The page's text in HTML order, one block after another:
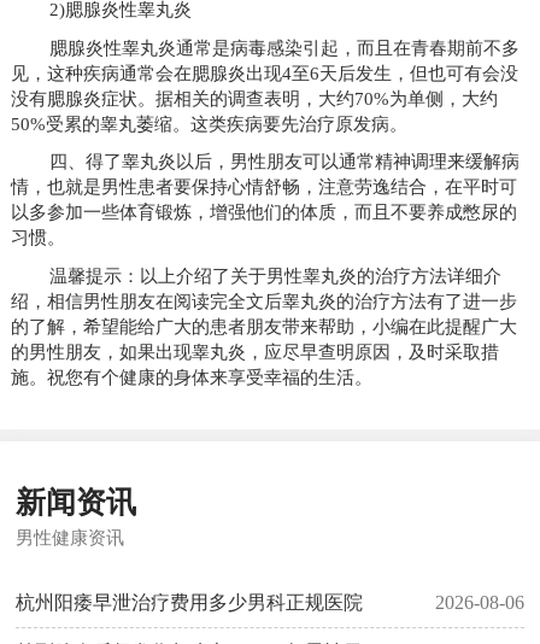
2)腮腺炎性睾丸炎
腮腺炎性睾丸炎通常是病毒感染引起，而且在青春期前不多
见，这种疾病通常会在腮腺炎出现4至6天后发生，但也可有会没
没有腮腺炎症状。据相关的调查表明，大约70%为单侧，大约
50%受累的睾丸萎缩。这类疾病要先治疗原发病。
四、得了睾丸炎以后，男性朋友可以通常精神调理来缓解病
情，也就是男性患者要保持心情舒畅，注意劳逸结合，在平时可
以多参加一些体育锻炼，增强他们的体质，而且不要养成憋尿的
习惯。
温馨提示：以上介绍了关于男性睾丸炎的治疗方法详细介
绍，相信男性朋友在阅读完全文后睾丸炎的治疗方法有了进一步
的了解，希望能给广大的患者朋友带来帮助，小编在此提醒广大
的男性朋友，如果出现睾丸炎，应尽早查明原因，及时采取措
施。祝您有个健康的身体来享受幸福的生活。
新闻资讯
男性健康资讯
杭州阳痿早泄治疗费用多少男科正规医院 2026-08-06